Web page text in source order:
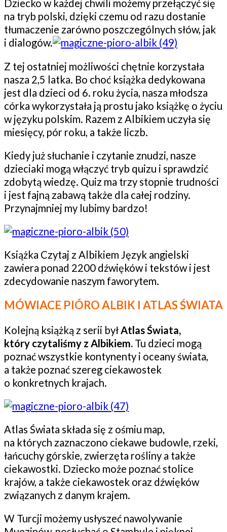
Dziecko w każdej chwili możemy przełączyć się
na tryb polski, dzięki czemu od razu dostanie
tłumaczenie zarówno poszczególnych słów, jak
i dialogów.
Z tej ostatniej możliwości chętnie korzystała
nasza 2,5 latka. Bo choć książka dedykowana
jest dla dzieci od 6. roku życia, nasza młodsza
córka wykorzystała ją prostu jako książkę o życiu
w języku polskim. Razem z Albikiem uczyła się
miesięcy, pór roku, a także liczb.
Kiedy już słuchanie i czytanie znudzi, nasze
dzieciaki mogą włączyć tryb quizu i sprawdzić
zdobytą wiedzę. Quiz ma trzy stopnie trudności
i jest fajną zabawą także dla całej rodziny.
Przynajmniej my lubimy bardzo!
Książka Czytaj z Albikiem Język angielski
zawiera ponad 2200 dźwięków i tekstów i jest
zdecydowanie naszym faworytem.
MÓWIACE PIÓRO ALBIK I ATLAS ŚWIATA
Kolejną książką z serii był Atlas Świata,
który czytaliśmy z Albikiem. Tu dzieci mogą
poznać wszystkie kontynenty i oceany świata,
a także poznać szereg ciekawostek
o konkretnych krajach.
Atlas Świata składa się z ośmiu map,
na których zaznaczono ciekawe budowle, rzeki,
łańcuchy górskie, zwierzęta rośliny a także
ciekawostki. Dziecko może poznać stolice
krajów, a także ciekawostek oraz dźwięków
związanych z danym krajem.
W Turcji możemy usłyszeć nawolywanie